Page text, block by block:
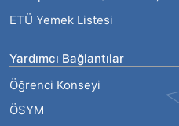
ETÜ Yemek Listesi
Yardımcı Bağlantılar
Öğrenci Konseyi
ÖSYM